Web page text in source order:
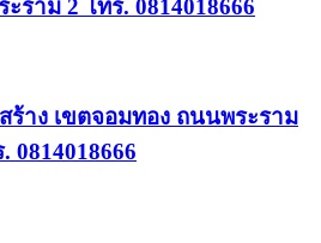
ราม 2 โทร. 0814018666
าง เขตจอมทอง ถนนพระราม
0814018666